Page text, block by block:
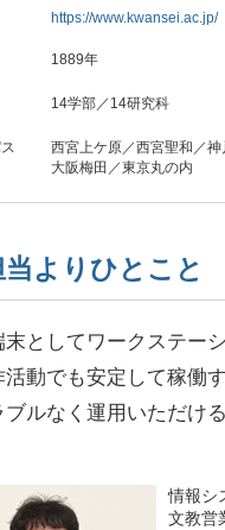
https://www.kwansei.ac.jp/
1889年
14学部／14研究科
西宮上ケ原／西宮聖和／
大阪梅田／東京丸の内
よりひとこと
末としてワークステー
活動でも安定して稼働
ブルなく運用いただけ
情報シ
文教